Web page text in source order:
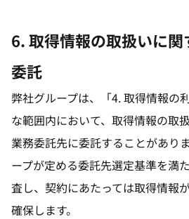
6. 取得情報の取扱いに
委託
弊社グループは、「4. 取得情報の
な範囲内において、取得情報の取
業務委託先に委託することがあり
ープが定める委託先選定基準を満
査し、契約にあたっては取得情報
確保します。